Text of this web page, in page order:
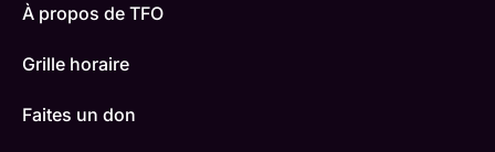
À propos de TFO
Grille horaire
Faites un don